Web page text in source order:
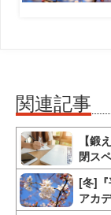
関連記事
【鍛
閉ス
[冬]『
アカ